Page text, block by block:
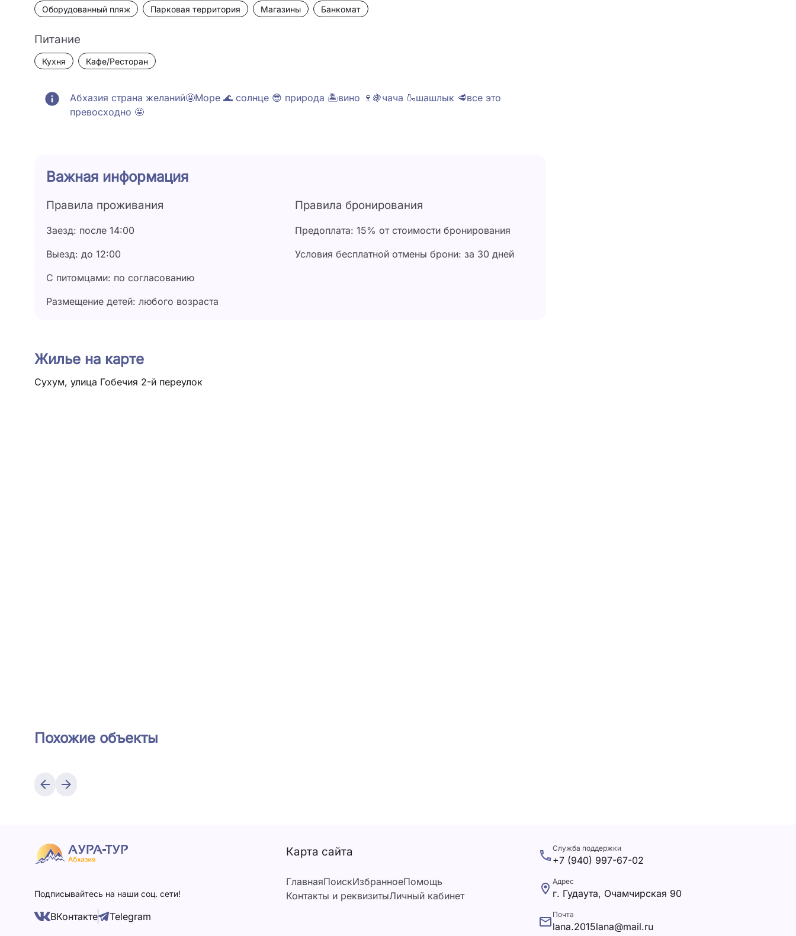
Оборудованный пляж Парковая территория Магазины Банкомат
Питание
Кухня Кафе/Ресторан
Абхазия страна желаний🤩Море 🌊 солнце 😎 природа 🏝️вино 🍷🍇чача 🍶шашлык 🥩все это
превосходно 🤩
Важная информация
Правила проживания
Заезд: после 14:00
Выезд: до 12:00
С питомцами: по согласованию
Размещение детей: любого возраста
Правила бронирования
Предоплата: 15% от стоимости бронирования
Условия бесплатной отмены брони: за 30 дней
Жилье на карте
Сухум, улица Гобечия 2-й переулок
Похожие объекты
Подписывайтесь на наши соц. сети!
ВКонтакте Telegram
Карта сайта
ГлавнаяПоискИзбранноеПомощь
Контакты и реквизитыЛичный кабинет
Служба поддержки
+7 (940) 997-67-02
Адрес
г. Гудаута, Очамчирская 90
Почта
lana.2015lana@mail.ru